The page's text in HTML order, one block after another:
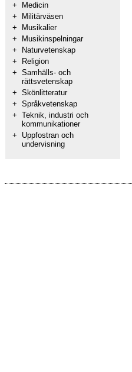
+
Medicin
+
Militärväsen
+
Musikalier
+
Musikinspelningar
+
Naturvetenskap
+
Religion
+ Samhälls- och
rättsvetenskap
+ Skönlitteratur
+ Språkvetenskap
+ Teknik, industri och
kommunikationer
+
Uppfostran och
undervisning